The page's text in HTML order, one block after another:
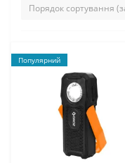
Популярний